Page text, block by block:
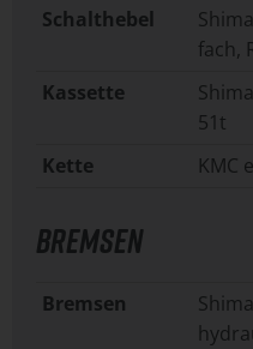
Schalthebel
fach,
Kassette
51t
Kette
KMC
BREMSEN
Bremsen